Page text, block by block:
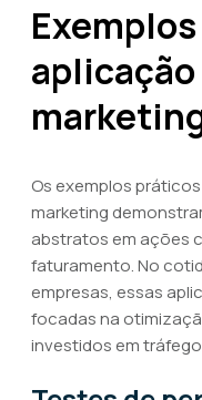
aplicação
Os exemplos
marketing
abstratos em ações
faturamento. No
empresas, essas
focadas na
investidos em